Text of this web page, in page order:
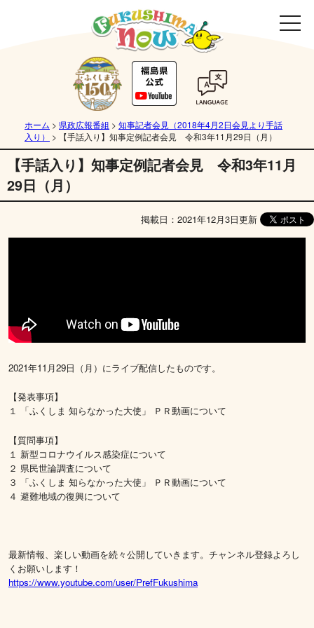
ホーム > 県政広報番組 > 知事記者会見（2018年4月2日会見より手話
入り）
> 【手話入り】知事定例記者会見 令和3年11月29日（月）
【手話入り】知事定例記者会見 令和3年11月
29日（月）
掲載日：2021年12月3日更新
2021年11月29日（月）にライブ配信したものです。
【発表事項】
１ 「ふくしま 知らなかった大使」 ＰＲ動画について
【質問事項】
１ 新型コロナウイルス感染症について
２ 県民世論調査について
３ 「ふくしま 知らなかった大使」 ＰＲ動画について
４ 避難地域の復興について
最新情報、楽しい動画を続々公開していきます。チャンネル登録よろし
くお願いします！
https://www.youtube.com/user/PrefFukushima